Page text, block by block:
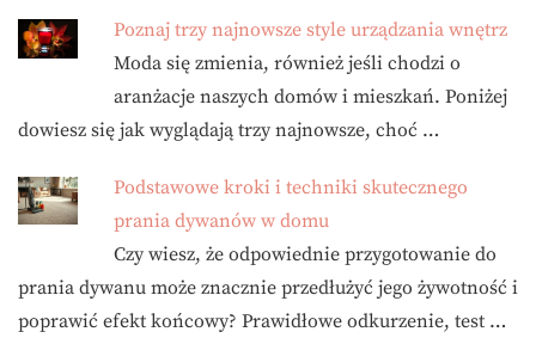
Poznaj trzy najnowsze style urządzania wnętrz
Moda się zmienia, również jeśli chodzi o
aranżacje naszych domów i mieszkań. Poniżej
dowiesz się jak wyglądają trzy najnowsze, choć …
Podstawowe kroki i techniki skutecznego
prania dywanów w domu
Czy wiesz, że odpowiednie przygotowanie do
prania dywanu może znacznie przedłużyć jego żywotność i
poprawić efekt końcowy? Prawidłowe odkurzenie, test …